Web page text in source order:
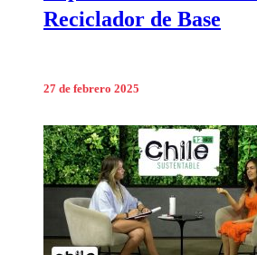
Reciclador de Base
27 de febrero 2025